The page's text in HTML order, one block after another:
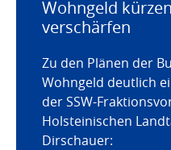
Wohngeld
verschärfen
Zu den Plänen der
Wohngeld deutlich
der SSW-
Holsteinischen
Dirschauer: